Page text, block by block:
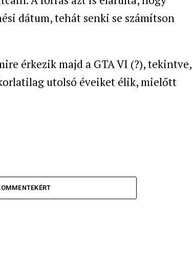
dátum, tehát senki se számítson
érkezik majd a GTA VI (?), tekintve,
utolsó éveiket élik, mielőtt